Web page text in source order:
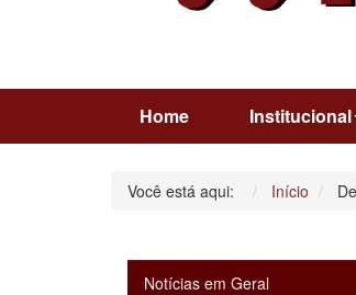
Home Institucional
Você está aqui: Início
Notícias em Geral